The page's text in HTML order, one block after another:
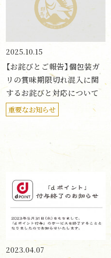
2025.10.15
【お詫びとご報告】個包装ガ
リの賞味期限切れ混入に関
するお詫びと対応について
重要なお知らせ
2023.04.07